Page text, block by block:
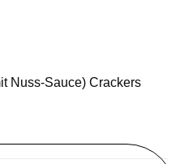
Nuss-Sauce) Crackers